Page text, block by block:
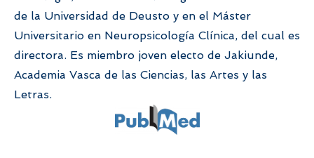
de la Universidad de Deusto y en el Máster
Universitario en Neuropsicología Clínica, del cual es
directora. Es miembro joven electo de Jakiunde,
Academia Vasca de las Ciencias, las Artes y las
Letras.